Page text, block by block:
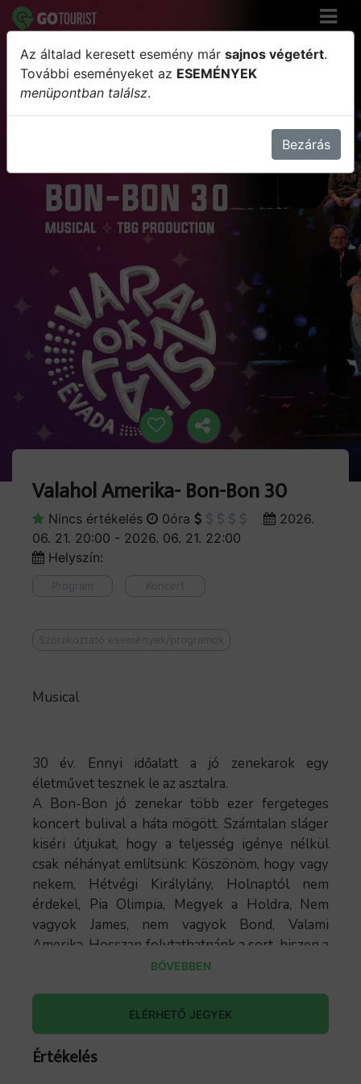
Valahol Amerika- Bon-Bon 30
Valahol Amerika- Bon-Bon 30
Nincs értékelés 0óra
2026.
06. 21. 20:00 - 2026. 06. 21. 22:00
Helyszín:
Program Koncert
Szórakoztató események/programok
Musical
30 év. Ennyi időalatt a jó zenekarok egy
életművet tesznek le az asztalra.
A Bon-Bon jó zenekar több ezer fergeteges
koncert bulival a háta mögött. Számtalan sláger
kiséri útjukat, hogy a teljesség igénye nélkül
csak néhányat említsünk: Köszönöm, hogy vagy
nekem, Hétvégi Királylány, Holnaptól nem
érdekel, Pia Olimpia, Megyek a Holdra, Nem
vagyok James, nem vagyok Bond, Valami
Amerika. Hosszan folytathatnánk a sort, hiszen a
zenekar 16 lemeze bőven ad nekünk erre
jubileum tiszteletére inkább színpadra
állítottunk egy rendkívül vidám, szórakoztató, és
hihetetlenül látványos vígjáték musicalt.
A felcsendülődalokat a Bon-Bon két
BŐVEBBEN
ELÉRHETŐ JEGYEK
Értékelés
Az általad keresett esemény már sajnos végetért.
További eseményeket az ESEMÉNYEK
menüpontban találsz.
Bezárás